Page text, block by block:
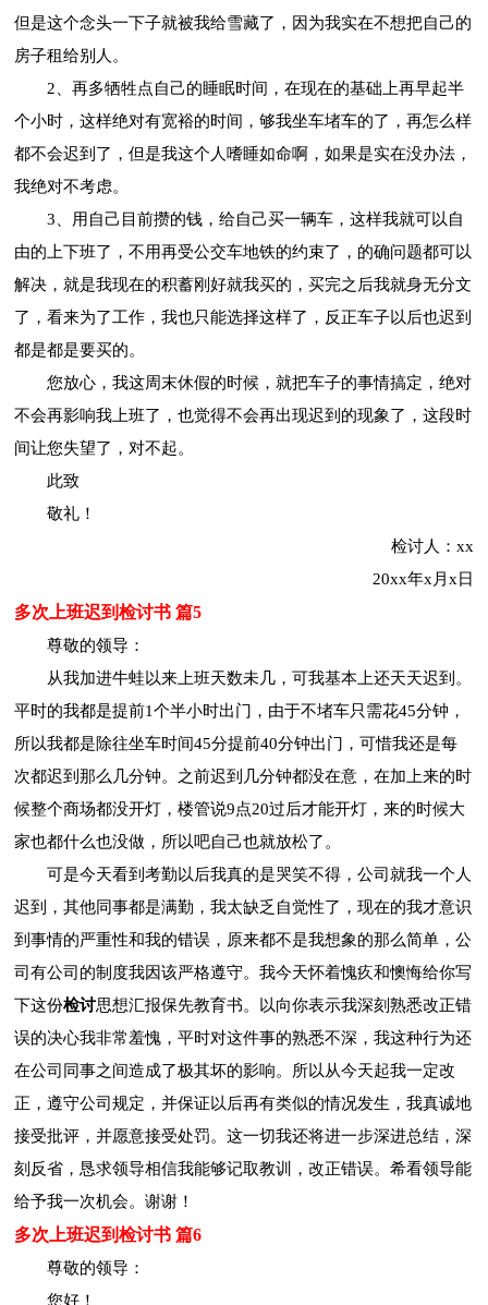
但是这个念头一下子就被我给雪藏了，因为我实在不想把自己的
房子租给别人。
2、再多牺牲点自己的睡眠时间，在现在的基础上再早起半
个小时，这样绝对有宽裕的时间，够我坐车堵车的了，再怎么样
都不会迟到了，但是我这个人嗜睡如命啊，如果是实在没办法，
我绝对不考虑。
3、用自己目前攒的钱，给自己买一辆车，这样我就可以自
由的上下班了，不用再受公交车地铁的约束了，的确问题都可以
解决，就是我现在的积蓄刚好就我买的，买完之后我就身无分文
了，看来为了工作，我也只能选择这样了，反正车子以后也迟到
都是都是要买的。
您放心，我这周末休假的时候，就把车子的事情搞定，绝对
不会再影响我上班了，也觉得不会再出现迟到的现象了，这段时
间让您失望了，对不起。
此致
敬礼！
检讨人：xx
20xx年x月x日
多次上班迟到检讨书 篇5
尊敬的领导：
从我加进牛蛙以来上班天数未几，可我基本上还天天迟到。
平时的我都是提前1个半小时出门，由于不堵车只需花45分钟，
所以我都是除往坐车时间45分提前40分钟出门，可惜我还是每
次都迟到那么几分钟。之前迟到几分钟都没在意，在加上来的时
候整个商场都没开灯，楼管说9点20过后才能开灯，来的时候大
家也都什么也没做，所以吧自己也就放松了。
可是今天看到考勤以后我真的是哭笑不得，公司就我一个人
迟到，其他同事都是满勤，我太缺乏自觉性了，现在的我才意识
到事情的严重性和我的错误，原来都不是我想象的那么简单，公
司有公司的制度我因该严格遵守。我今天怀着愧疚和懊悔给你写
下这份检讨思想汇报保先教育书。以向你表示我深刻熟悉改正错
误的决心我非常羞愧，平时对这件事的熟悉不深，我这种行为还
在公司同事之间造成了极其坏的影响。所以从今天起我一定改
正，遵守公司规定，并保证以后再有类似的情况发生，我真诚地
接受批评，并愿意接受处罚。这一切我还将进一步深进总结，深
刻反省，恳求领导相信我能够记取教训，改正错误。希看领导能
给予我一次机会。谢谢！
多次上班迟到检讨书 篇6
尊敬的领导：
您好！